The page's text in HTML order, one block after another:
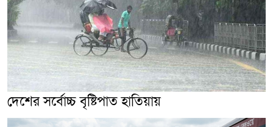
দেশের সর্বোচ্চ বৃষ্টিপাত হাতিয়ায়